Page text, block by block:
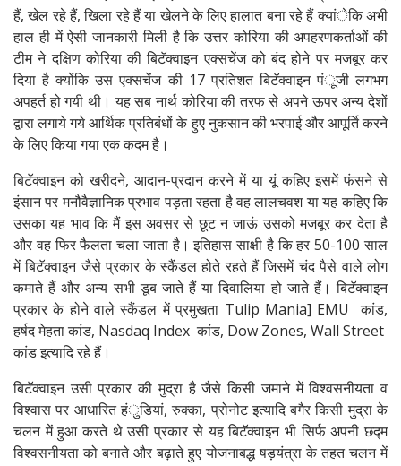
हैं, खेल रहे हैं, खिला रहे हैं या खेलने के लिए हालात बना रहे हैं क्यांेकि अभी
हाल ही में ऐसी जानकारी मिली है कि उत्तर कोरिया की अपहरणकर्ताओं की
टीम ने दक्षिण कोरिया की बिटॅक्वाइन एक्सचेंज को बंद होने पर मजबूर कर
दिया है क्योंकि उस एक्सचेंज की 17 प्रतिशत बिटॅक्वाइन पंूजी लगभग
अपहर्त हो गयी थी। यह सब नार्थ कोरिया की तरफ से अपने ऊपर अन्य देशों
द्वारा लगाये गये आर्थिक प्रतिबंधों के हुए नुकसान की भरपाई और आपूर्ति करने
के लिए किया गया एक कदम है।
बिटॅक्वाइन को खरीदने, आदान-प्रदान करने में या यूं कहिए इसमें फंसने से
इंसान पर मनौवैज्ञानिक प्रभाव पड़ता रहता है वह लालचवश या यह कहिए कि
उसका यह भाव कि मैं इस अवसर से छूट न जाऊं उसको मजबूर कर देता है
और वह फिर फैलता चला जाता है। इतिहास साक्षी है कि हर 50-100 साल
में बिटॅक्वाइन जैसे प्रकार के स्कैंडल होते रहते हैं जिसमें चंद पैसे वाले लोग
कमाते हैं और अन्य सभी डूब जाते हैं या दिवालिया हो जाते हैं। बिटॅक्वाइन
प्रकार के होने वाले स्कैंडल में प्रमुखता Tulip Mania] EMU कांड,
हर्षद मेहता कांड, Nasdaq Index कांड, Dow Zones, Wall Street
कांड इत्यादि रहे हैं।
बिटॅक्वाइन उसी प्रकार की मुद्रा है जैसे किसी जमाने में विश्वसनीयता व
विश्वास पर आधारित हंुडियां, रुक्का, प्रोनोट इत्यादि बगैर किसी मुद्रा के
चलन में हुआ करते थे उसी प्रकार से यह बिटॅक्वाइन भी सिर्फ अपनी छद्म
विश्वसनीयता को बनाते और बढ़ाते हुए योजनाबद्ध षड़यंत्रा के तहत चलन में